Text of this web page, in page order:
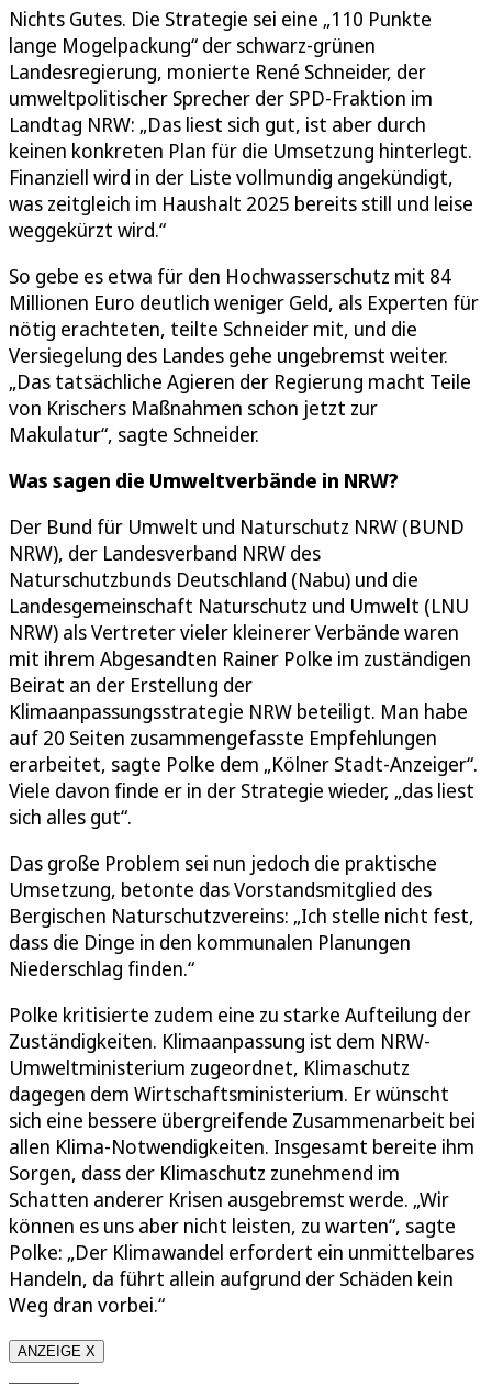
Nichts Gutes. Die Strategie sei eine „110 Punkte
lange Mogelpackung“ der schwarz-grünen
Landesregierung, monierte René Schneider, der
umweltpolitischer Sprecher der SPD-Fraktion im
Landtag NRW: „Das liest sich gut, ist aber durch
keinen konkreten Plan für die Umsetzung hinterlegt.
Finanziell wird in der Liste vollmundig angekündigt,
was zeitgleich im Haushalt 2025 bereits still und leise
weggekürzt wird.“
So gebe es etwa für den Hochwasserschutz mit 84
Millionen Euro deutlich weniger Geld, als Experten für
nötig erachteten, teilte Schneider mit, und die
Versiegelung des Landes gehe ungebremst weiter.
„Das tatsächliche Agieren der Regierung macht Teile
von Krischers Maßnahmen schon jetzt zur
Makulatur“, sagte Schneider.
Was sagen die Umweltverbände in NRW?
Der Bund für Umwelt und Naturschutz NRW (BUND
NRW), der Landesverband NRW des
Naturschutzbunds Deutschland (Nabu) und die
Landesgemeinschaft Naturschutz und Umwelt (LNU
NRW) als Vertreter vieler kleinerer Verbände waren
mit ihrem Abgesandten Rainer Polke im zuständigen
Beirat an der Erstellung der
Klimaanpassungsstrategie NRW beteiligt. Man habe
auf 20 Seiten zusammengefasste Empfehlungen
erarbeitet, sagte Polke dem „Kölner Stadt-Anzeiger“.
Viele davon finde er in der Strategie wieder, „das liest
sich alles gut“.
Das große Problem sei nun jedoch die praktische
Umsetzung, betonte das Vorstandsmitglied des
Bergischen Naturschutzvereins: „Ich stelle nicht fest,
dass die Dinge in den kommunalen Planungen
Niederschlag finden.“
Polke kritisierte zudem eine zu starke Aufteilung der
Zuständigkeiten. Klimaanpassung ist dem NRW-
Umweltministerium zugeordnet, Klimaschutz
dagegen dem Wirtschaftsministerium. Er wünscht
sich eine bessere übergreifende Zusammenarbeit bei
allen Klima-Notwendigkeiten. Insgesamt bereite ihm
Sorgen, dass der Klimaschutz zunehmend im
Schatten anderer Krisen ausgebremst werde. „Wir
können es uns aber nicht leisten, zu warten“, sagte
Polke: „Der Klimawandel erfordert ein unmittelbares
Handeln, da führt allein aufgrund der Schäden kein
Weg dran vorbei.“
ANZEIGE X